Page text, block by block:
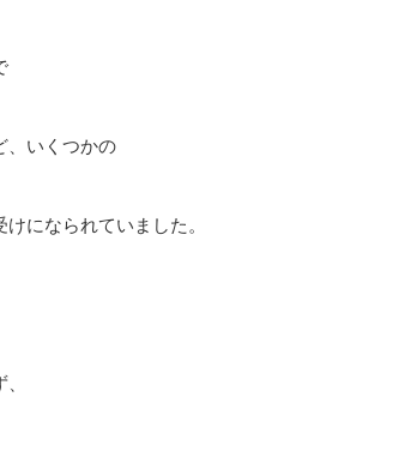
、いくつかの
になられていました。